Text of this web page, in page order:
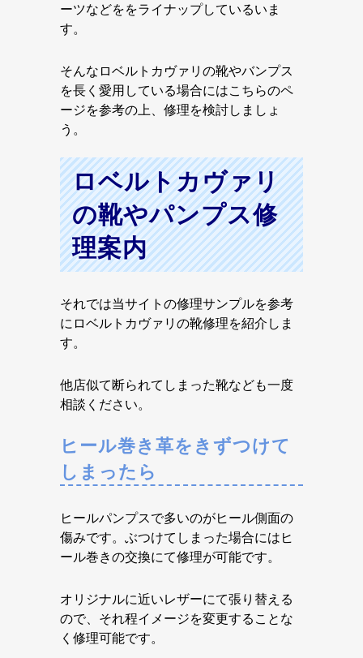
ーツなどををライナップしているいま
す。
そんなロベルトカヴァリの靴やバンプス
を長く愛用している場合にはこちらのペ
ージを参考の上、修理を検討しましょ
う。
ロベルトカヴァリ
の靴やパンプス修
理案内
それでは当サイトの修理サンプルを参考
にロベルトカヴァリの靴修理を紹介しま
す。
他店似て断られてしまった靴なども一度
相談ください。
ヒール巻き革をきずつけて
しまったら
ヒールパンプスで多いのがヒール側面の
傷みです。ぶつけてしまった場合にはヒ
ール巻きの交換にて修理が可能です。
オリジナルに近いレザーにて張り替える
ので、それ程イメージを変更することな
く修理可能です。